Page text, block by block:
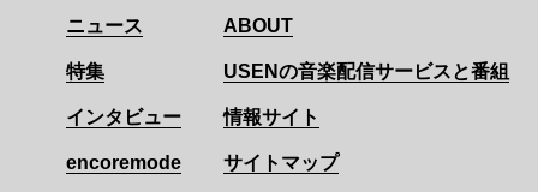
ニュース
特集
インタビュー
encoremode
ABOUT
USENの音楽配信サービスと番組
情報サイト
サイトマップ